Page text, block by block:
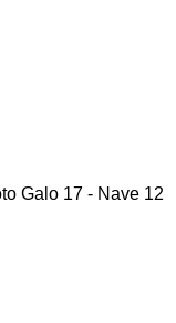
Galo 17 - Nave 12